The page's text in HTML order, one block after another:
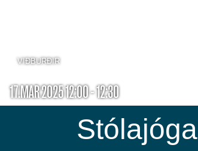
VIÐBURÐIR
17.MAR 2025 12:00 - 12:30
Stólajóga